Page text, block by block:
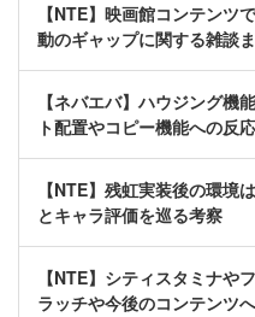
【NTE】映画館コンテンツ
動のギャップに関する雑談
【ネバエバ】ハウジング機
ト配置やコピー機能への反
【NTE】残虹実装後の環境
とキャラ評価を巡る考察
【NTE】シティスタミナや
ラッチや今後のコンテンツ